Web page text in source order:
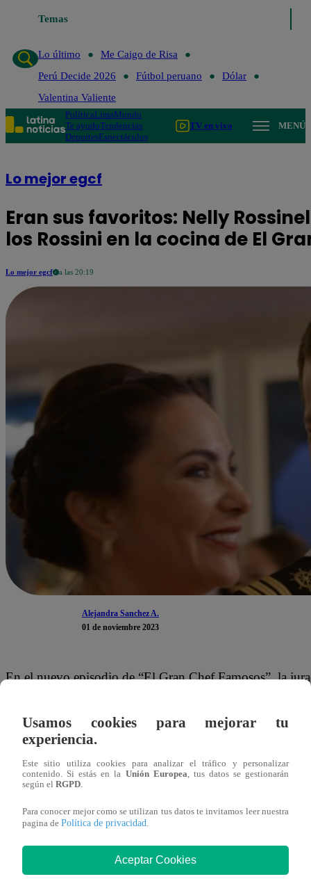
Temas
Lo último
Lo último
Me Caigo de Risa
Perú Decide 2026
Fútbol peruano
Dólar
Valentina Valiente
PolíticaLimaMundo
Te ayudoTendencias
DeportesEspectáculos
TV en vivo MENÚ
Lo mejor egcf
Eran sus favoritos: Nelly
los Rossini en la cocina de El
Lo mejor egcf a las 20:19
Alejandra Sanchez A.
01 de noviembre 2023
En el nuevo episodio de “El Gran Chef Famosos”, la
eliminados de la competencia de Latina.
‘mamá de los pericotitos’ a Peláez.
Este miércoles 1 de noviembre, Christian Ysla, Fiorella
enfrentan en la cocina de “El Gran Chef Famosos” para
Sentencia.
Usamos cookies para mejorar tu
experiencia.
Este sitio utiliza cookies para analizar el tráfico y personalizar
contenido. Si estás en la Unión Europea , tus datos se gestionarán
según el RGPD
Para conocer mejor como se utilizan tus datos te invitamos leer nuestra
pagina de Política de privacidad
Aceptar Cookies